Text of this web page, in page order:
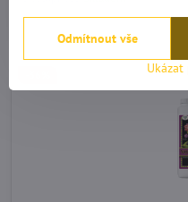
Odmítnout vše